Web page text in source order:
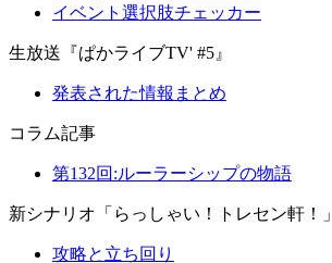
イベント選択肢チェッカー
生放送『ぱかライブTV' #5』
発表された情報まとめ
コラム記事
第132回:ルーラーシップの物語
新シナリオ「らっしゃい！トレセン軒！」
攻略と立ち回り